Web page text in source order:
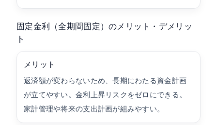
固定金利（全期間固定）のメリット・デメリッ
ト
メリット
返済額が変わらないため、長期にわたる資金計画
が立てやすい。金利上昇リスクをゼロにできる。
家計管理や将来の支出計画が組みやすい。